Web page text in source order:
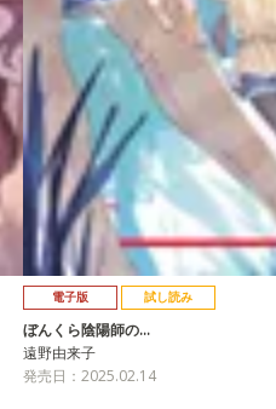
電子版 試し読み
ぼんくら陰陽師の…
遠野由来子
発売日：2025.02.14